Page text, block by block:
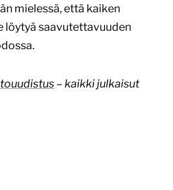
mielessä, että kaiken
löytyä saavutettavuuden
– kaikki julkaisut